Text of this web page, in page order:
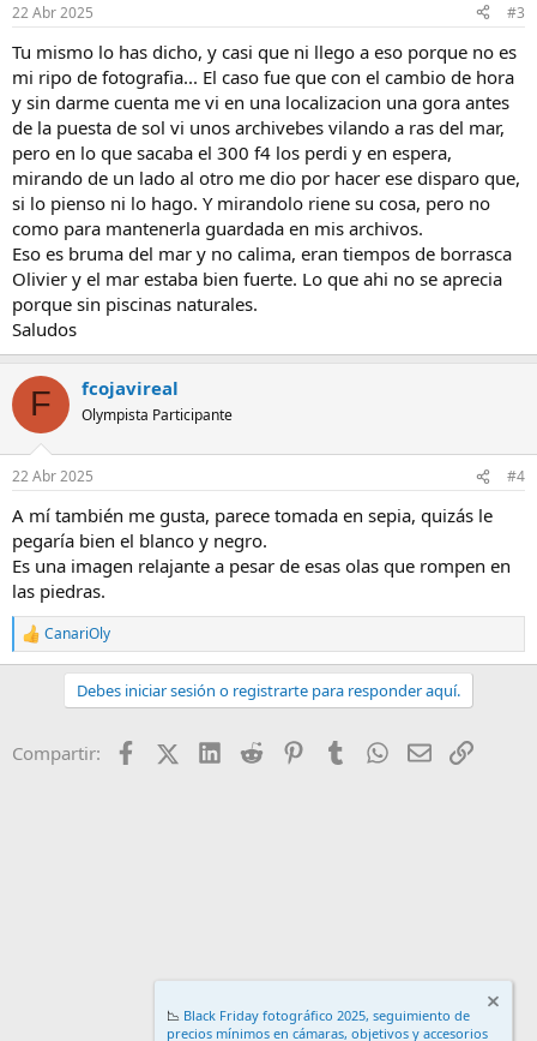
22 Abr 2025 #3
Tu mismo lo has dicho, y casi que ni llego a eso porque no es
mi ripo de fotografia... El caso fue que con el cambio de hora
y sin darme cuenta me vi en una localizacion una gora antes
de la puesta de sol vi unos archivebes vilando a ras del mar,
pero en lo que sacaba el 300 f4 los perdi y en espera,
mirando de un lado al otro me dio por hacer ese disparo que,
si lo pienso ni lo hago. Y mirandolo riene su cosa, pero no
como para mantenerla guardada en mis archivos.
Eso es bruma del mar y no calima, eran tiempos de borrasca
Olivier y el mar estaba bien fuerte. Lo que ahi no se aprecia
porque sin piscinas naturales.
Saludos
F fcojavireal
Olympista Participante
22 Abr 2025 #4
A mí también me gusta, parece tomada en sepia, quizás le
pegaría bien el blanco y negro.
Es una imagen relajante a pesar de esas olas que rompen en
las piedras.
R
e
o
CanariOly
Debes iniciar sesión o registrarte para responder aquí.
Compartir: FacebookX (Twitter)
LinkedIn
Reddit PinterestTumblr WhatsApp
EmailEnlace
📉 Black Friday fotográfico 2025, seguimiento de
precios mínimos en cámaras, objetivos y accesorios